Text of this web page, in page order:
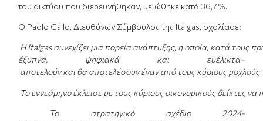
του δικτύου που διερευνήθηκαν, μειώθηκε κατά 36,7 %.
Ο Paolo Gallo, Διευθύνων Σύμβουλος της Italgas, σχολίασε:
ΗItalgasσυνεχίζει μια πορεία ανάπτυξης, η οποία, κατά τους
έξυπνα, ψηφιακά και
ευέλικτα–
αποτελούν και θα αποτελέσουν έναν από τους κύριους μοχλούς
Το εννεάμηνο έκλεισε με τους κύριους οικονομικούς δείκτες να
Το στρατηγικό σχέδιο2024-